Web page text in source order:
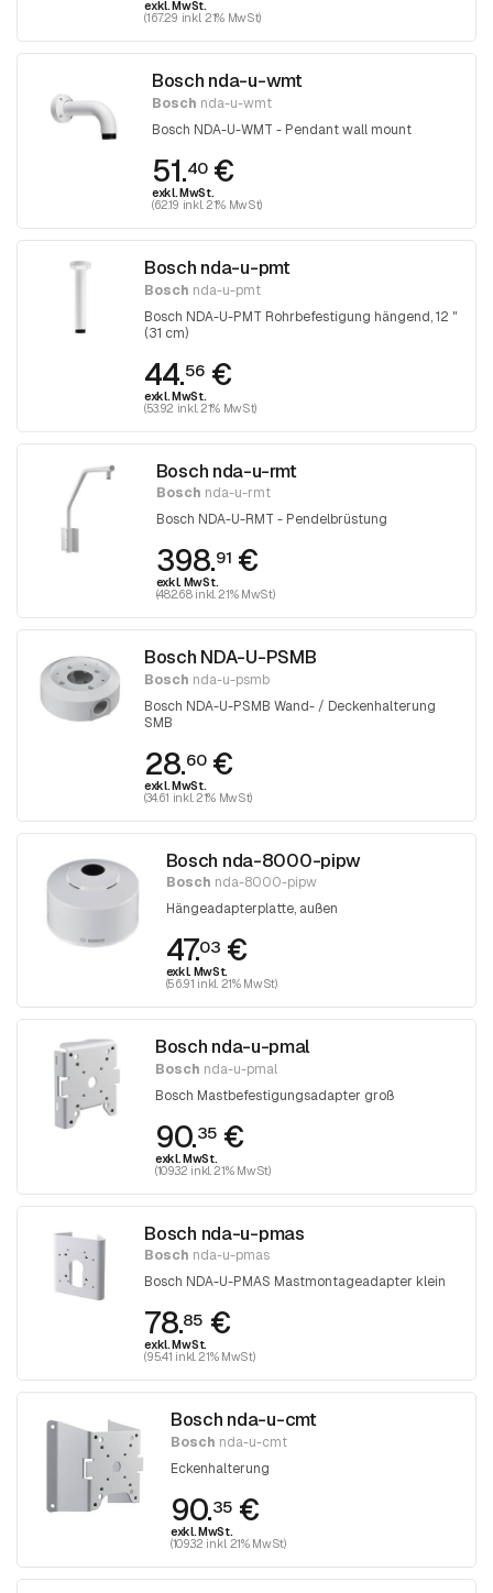
exkl. MwSt.
(167.29 inkl. 21% MwSt)
Bosch nda-u-wmt
Bosch nda-u-wmt
Bosch NDA-U-WMT - Pendant wall mount
51.40€
exkl. MwSt.
(62.19 inkl. 21% MwSt)
Bosch nda-u-pmt
Bosch nda-u-pmt
Bosch NDA-U-PMT Rohrbefestigung hängend, 12 "
(31 cm)
44.56 €
exkl. MwSt.
(53.92 inkl. 21% MwSt)
Bosch nda-u-rmt
Bosch nda-u-rmt
Bosch NDA-U-RMT - Pendelbrüstung
398.91 €
exkl. MwSt.
(482.68 inkl. 21% MwSt)
Bosch NDA-U-PSMB
Bosch nda-u-psmb
Bosch NDA-U-PSMB Wand- / Deckenhalterung
SMB
28.60€
exkl. MwSt.
(34.61 inkl. 21% MwSt)
Bosch nda-8000-pipw
Bosch nda-8000-pipw
Hängeadapterplatte, außen
47.03€
exkl. MwSt.
(56.91 inkl. 21% MwSt)
Bosch nda-u-pmal
Bosch nda-u-pmal
Bosch Mastbefestigungsadapter groß
90.35 €
exkl. MwSt.
(109.32 inkl. 21% MwSt)
Bosch nda-u-pmas
Bosch nda-u-pmas
Bosch NDA-U-PMAS Mastmontageadapter klein
78.85 €
exkl. MwSt.
(95.41 inkl. 21% MwSt)
Bosch nda-u-cmt
Bosch nda-u-cmt
Eckenhalterung
90.35 €
exkl. MwSt.
(109.32 inkl. 21% MwSt)